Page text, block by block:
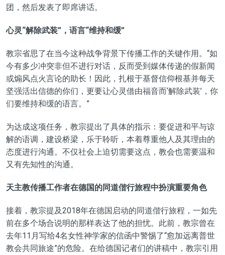
团，然后发表了即席讲话。
心灵“解除武装”，语言“维持和缓”
教宗省思了在当今这种战争背景下传播工作的关键作用。“如
今有多少冲突非但不进行对话，反而受到媒体传递的假新闻
或煽风点火言论的助长！因此，扎根于基督信仰根基并每天
坚强活出信德的你们，更要让心灵借由福音而‘解除武装’，你
们要维持和缓的语言。”
为达成这项任务，教宗提出了具体的指示：要促进和平与谅
解的语调，建设桥梁，乐于聆听，本着尊重他人及其理由的
态度进行沟通。不仅社会上迫切需要这点，教会也需要温和
又有先知性的沟通。
天主教传播工作者在德国的同道偕行旅程中扮演重要角色
接着，教宗提及2018年在德国启动的同道偕行旅程，一如先
前在多个场合说明的那样表达了他的担忧。此前，教宗曾在
去年11月写给4名女性神学家的信函中警惕了“愈加远离普世
教会共同旅途”的危险。在给德国记者们的讲稿中，教宗引用